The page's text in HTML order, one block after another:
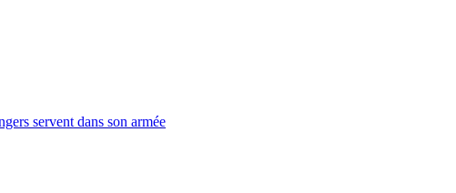
servent dans son armée